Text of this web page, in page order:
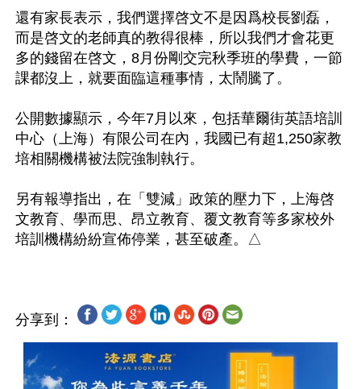
還有家長表示，我們選擇啓文不是因爲校長劉磊，
而是啓文的老師真的教得很棒，所以我們才會花更
多的錢留在啓文，8月份剛交完秋季班的學費，一節
課都沒上，就要面臨這種事情，太鬧騰了。
公開數據顯示，今年7月以來，包括華爾街英語培訓
中心（上海）有限公司在內，我國已有超1,250家教
培相關機構被法院強制執行。
另有報導指出，在「雙減」政策的壓力下，上海啓
文教育、學而思、昂立教育、覆文教育等多家校外
分享到：